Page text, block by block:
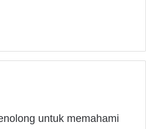
untuk memahami